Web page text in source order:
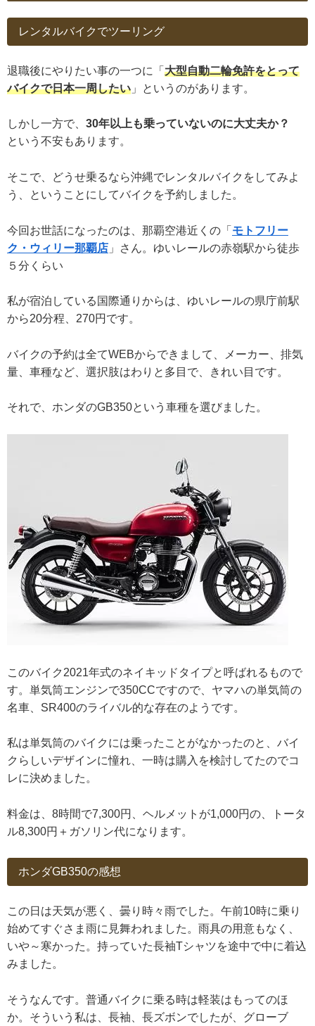
レンタルバイクでツーリング
退職後にやりたい事の一つに「 大型自動二輪免許をとって
バイクで日本一周したい 」というのがあります。
しかし一方で、 30年以上も乗っていないのに大丈夫か？
という不安もあります。
そこで、どうせ乗るなら沖縄でレンタルバイクをしてみよ
う、ということにしてバイクを予約しました。
今回お世話になったのは、那覇空港近くの「 モトフリー
ク・ウィリー那覇店 」さん。ゆいレールの赤嶺駅から徒歩
５分くらい
私が宿泊している国際通りからは、ゆいレールの県庁前駅
から20分程、270円です。
バイクの予約は全てWEBからできまして、メーカー、排気
量、車種など、選択肢はわりと多目で、きれい目です。
それで、ホンダのGB350という車種を選びました。
このバイク2021年式のネイキッドタイプと呼ばれるもので
す。単気筒エンジンで350CCですので、ヤマハの単気筒の
名車、SR400のライバル的な存在のようです。
私は単気筒のバイクには乗ったことがなかったのと、バイ
クらしいデザインに憧れ、一時は購入を検討してたのでコ
レに決めました。
料金は、8時間で7,300円、ヘルメットが1,000円の、トータ
ル8,300円＋ガソリン代になります。
ホンダGB350の感想
この日は天気が悪く、曇り時々雨でした。午前10時に乗り
始めてすぐさま雨に見舞われました。雨具の用意もなく、
いや～寒かった。持っていた長袖Tシャツを途中で中に着込
みました。
そうなんです。普通バイクに乗る時は軽装はもってのほ
か。そういう私は、長袖、長ズボンでしたが、グローブ